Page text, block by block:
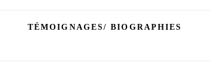
TÉMOIGNAGES/ BIOGRAPHIES